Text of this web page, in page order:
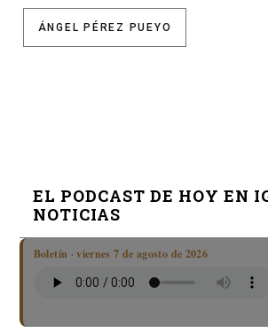
ÁNGEL PÉREZ PUEYO
EL PODCAST DE HOY EN
NOTICIAS
Boletín · viernes 7 de agosto de 2026